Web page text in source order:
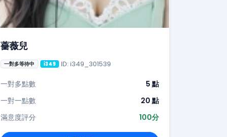
薔薇兒
一對多等待中 i349 ID: i349_301539
一對多點數
5 點
一對一點數
20 點
滿意度評分
100分